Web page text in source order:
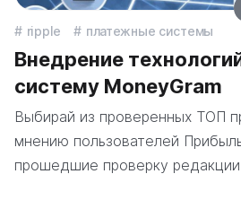
ripple платежные системы
Внедрение
систему MoneyGram
Выбирай из проверенных ТОП
мнению пользователей
прошедшие проверку